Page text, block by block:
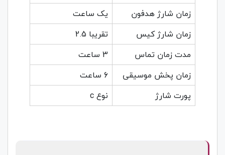
زمان شارژ هدفون
یک ساعت
زمان شارژ کیس
تقریبا 2.5
مدت زمان تماس
3 ساعت
زمان پخش موسیقی
6 ساعت
پورت شارژ
نوع c